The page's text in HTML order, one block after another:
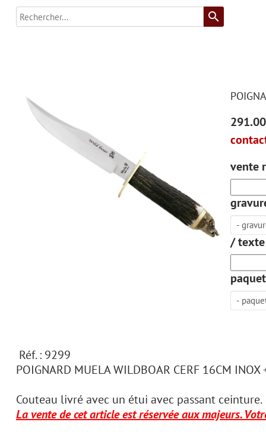
search
vente
/ texte
Réf. : 9299
POIGNARD MUELA WILDBOAR CERF 16CM INOX
Couteau livré avec un étui avec passant ceinture.
La vente de cet article est réservée aux majeurs.